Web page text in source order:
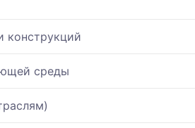
конструкций
среды